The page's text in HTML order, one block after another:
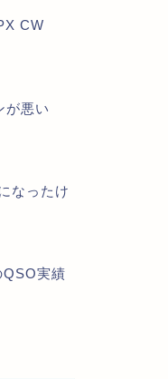
CW
が悪い
なったけ
実績